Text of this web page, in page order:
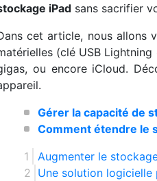
iPad sans sacrifier
cet article, nous allons
(clé USB
ou encore iCloud.
Gérer la capacité de
Comment étendre le
Augmenter le
Une solution